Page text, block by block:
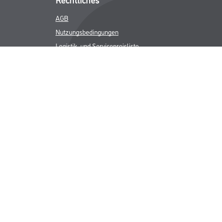
AGB
Nutzungsbedingungen
Logistik- und Servicepreisliste